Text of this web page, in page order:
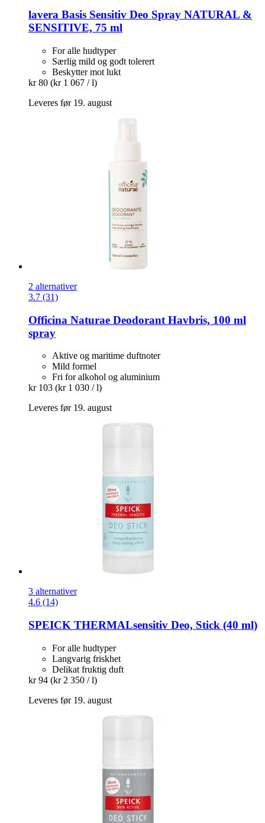
lavera Basis Sensitiv Deo Spray NATURAL &
SENSITIVE, 75 ml
For alle hudtyper
Særlig mild og godt tolerert
Beskytter mot lukt
kr 80 (kr 1 067 / l)
Leveres før 19. august
2 alternativer
3.7 (31)
Officina Naturae Deodorant Havbris, 100 ml
spray
Aktive og maritime duftnoter
Mild formel
Fri for alkohol og aluminium
kr 103 (kr 1 030 / l)
Leveres før 19. august
3 alternativer
4.6 (14)
SPEICK THERMALsensitiv Deo, Stick (40 ml)
For alle hudtyper
Langvarig friskhet
Delikat fruktig duft
kr 94 (kr 2 350 / l)
Leveres før 19. august